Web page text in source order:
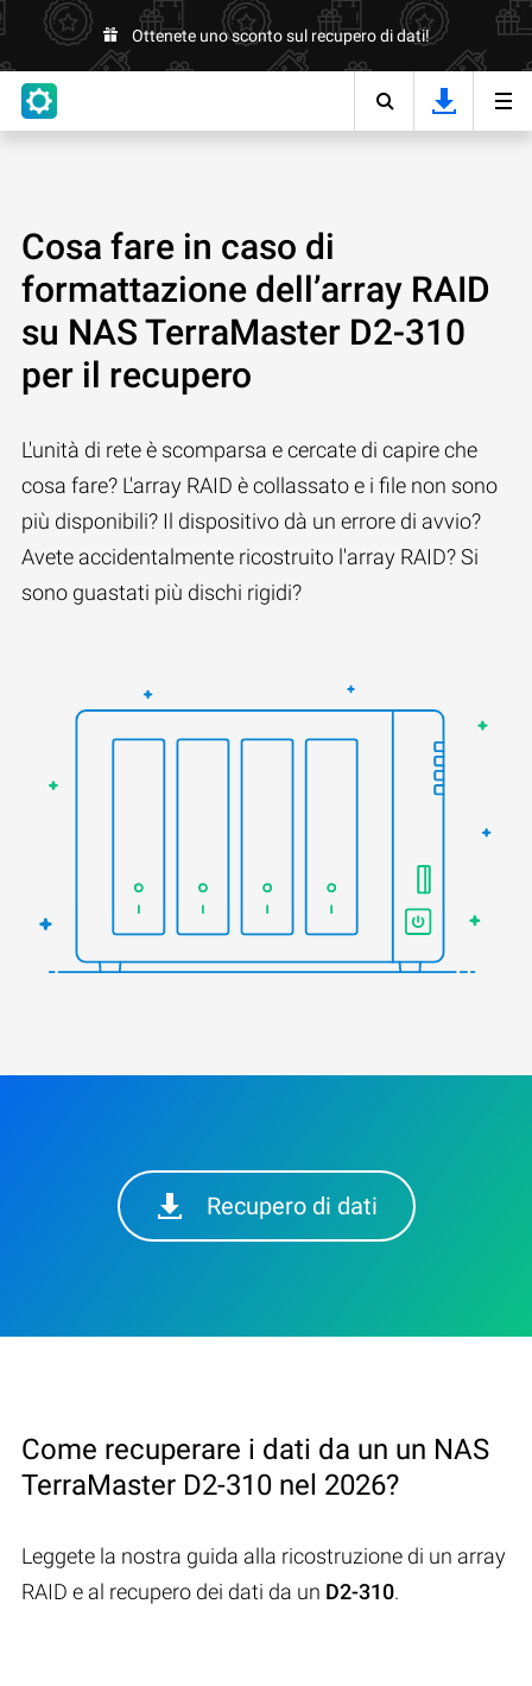
Ottenete uno sconto sul recupero di dati!
Cosa fare in caso di
formattazione dell’array RAID
su NAS TerraMaster D2-310
per il recupero
L'unità di rete è scomparsa e cercate di capire che
cosa fare? L'array RAID è collassato e i file non sono
più disponibili? Il dispositivo dà un errore di avvio?
Avete accidentalmente ricostruito l'array RAID? Si
sono guastati più dischi rigidi?
Recupero di dati
Come recuperare i dati da un un NAS
TerraMaster D2-310 nel 2026?
Leggete la nostra guida alla ricostruzione di un array
RAID e al recupero dei dati da un D2-310.